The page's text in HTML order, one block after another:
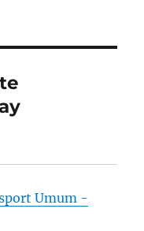
Umum -